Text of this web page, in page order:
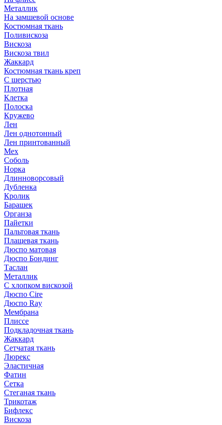
Металлик
На замшевой основе
Костюмная ткань
Поливискоза
Вискоза
Вискоза твил
Жаккард
Костюмная ткань креп
С шерстью
Плотная
Клетка
Полоска
Кружево
Лен
Лен однотонный
Лен принтованный
Мех
Соболь
Норка
Длинноворсовый
Дубленка
Кролик
Барашек
Органза
Пайетки
Пальтовая ткань
Плащевая ткань
Дюспо матовая
Дюспо Бондинг
Таслан
Металлик
С хлопком вискозой
Дюспо Cire
Дюспо Ray
Мембрана
Плиссе
Подкладочная ткань
Жаккард
Сетчатая ткань
Люрекс
Эластичная
Фатин
Сетка
Стеганая ткань
Трикотаж
Бифлекс
Вискоза